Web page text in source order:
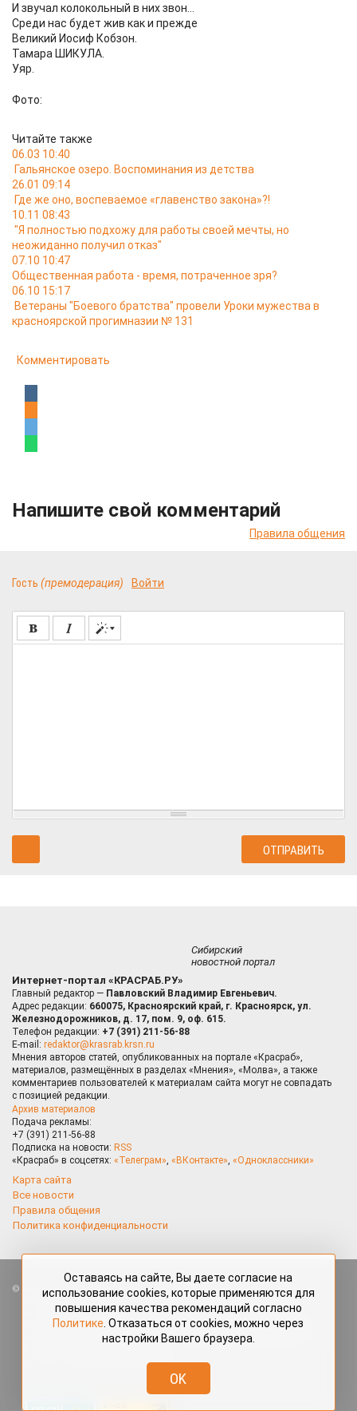
И звучал колокольный в них звон...
Среди нас будет жив как и прежде
Великий Иосиф Кобзон.
Тамара ШИКУЛА.
Уяр.
Фото:
Читайте также
06.03 10:40
Гальянское озеро. Воспоминания из детства
26.01 09:14
Где же оно, воспеваемое «главенство закона»?!
10.11 08:43
"Я полностью подхожу для работы своей мечты, но
неожиданно получил отказ"
07.10 10:47
Общественная работа - время, потраченное зря?
06.10 15:17
Ветераны "Боевого братства" провели Уроки мужества в
красноярской прогимназии № 131
Комментировать
Напишите свой комментарий
Правила общения
Гость (премодерация) Войти
Сибирский
новостной портал
Интернет-портал «КРАСРАБ.РУ»
Главный редактор — Павловский Владимир Евгеньевич.
Адрес редакции: 660075, Красноярский край, г. Красноярск, ул.
Железнодорожников, д. 17, пом. 9, оф. 615.
Телефон редакции: +7 (391) 211-56-88
E-mail: redaktor@krasrab.krsn.ru
Мнения авторов статей, опубликованных на портале «Красраб»,
материалов, размещённых в разделах «Мнения», «Молва», а также
комментариев пользователей к материалам сайта могут не совпадать
с позицией редакции.
Архив материалов
Подача рекламы:
+7 (391) 211-56-88
Подписка на новости: RSS
«Красраб» в соцсетях: «Телеграм», «ВКонтакте», «Одноклассники»
Карта сайта
Все новости
Правила общения
Политика конфиденциальности
Все права защищены. Любые материалы, размещённые на портале
«Красраб.ру» сотрудниками редакции, нештатными авторами
и читателями, являются объектами авторского права. Полное или
частичное использование материалов, размещённых на портале
«Красраб.ру», допускается только с письменного согласия редакции
redaktor@krasrab.krsn.ru.
Оставаясь на сайте, Вы даете согласие на
использование cookies, которые применяются для
повышения качества рекомендаций согласно
Политике . Отказаться от cookies, можно через
настройки Вашего браузера.
OK